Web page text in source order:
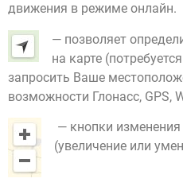
движения в режиме онлайн.
— позволяет
на карте
запросить Ваше
возможности Глонасс, GPS,
— кнопки
(увеличение или